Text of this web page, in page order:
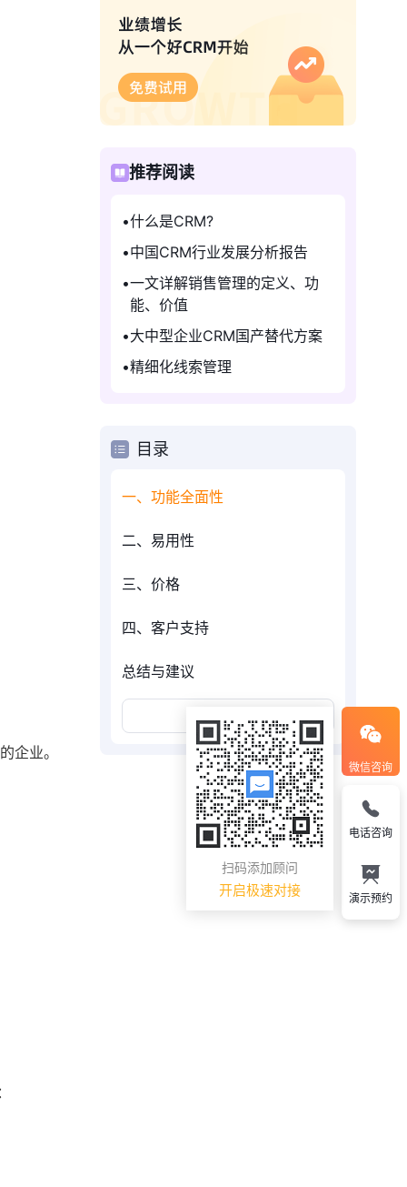
企业。
推荐阅读
什么是CRM?
中国CRM行业发展分析报告
一文详解销售管理的定义、功
能、价值
大中型企业CRM国产替代方案
精细化线索管理
目录
一、功能全面性
二、易用性
三、价格
四、客户支持
总结与建议
展开更多
微信咨询
扫码添加顾问
开启极速对接
电话咨询
演示预约